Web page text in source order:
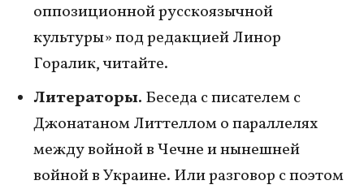
оппозиционной русскоязычной
культуры» под редакцией Линор
Горалик, читайте.
Литераторы. Беседа с писателем с
Джонатаном Литтеллом о параллелях
между войной в Чечне и нынешней
войной в Украине. Или разговор с поэтом